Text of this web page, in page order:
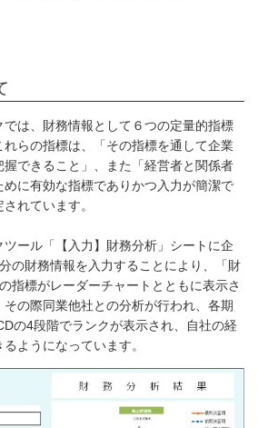
は、財務情報として６つの定量的指標
らの指標は、「その指標を通して企業
できること」、また「経営者と関係者
に有効な指標でありかつ入力が簡潔で
れています。
ール「【入力】財務分析」シートに企
の財務情報を入力することにより、「財
指標がレーダーチャートとともに表示さ
の際同業他社との分析が行われ、各期
の4段階でランクが表示され、自社の経
ようになっています。